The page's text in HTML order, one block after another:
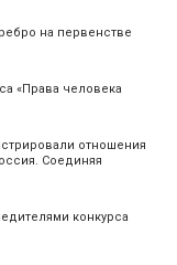
на первенстве
«Права человека
отношения
Соединяя
конкурса